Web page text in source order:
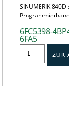
SINUMERIK
6FC5398-
6FA5
ZUR